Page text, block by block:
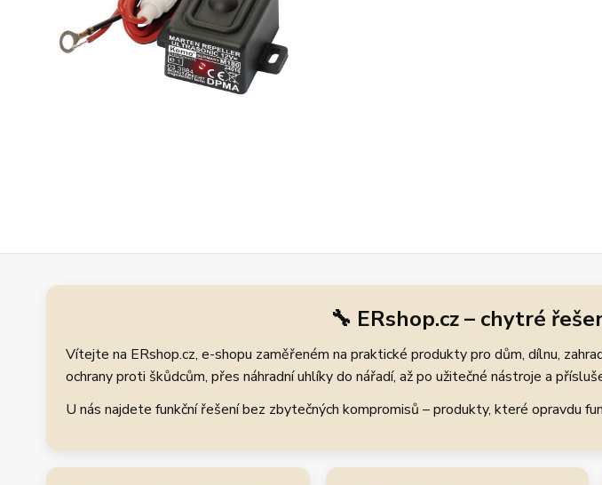
🔧 ERshop.cz – chytré
Vítejte na ERshop.cz, e-shopu zaměřeném na praktické produkty pro dům, dílnu,
ochrany proti škůdcům, přes náhradní uhlíky do nářadí, až po užitečné nástroje a
U nás najdete funkční řešení bez zbytečných kompromisů – produkty, které opravdu